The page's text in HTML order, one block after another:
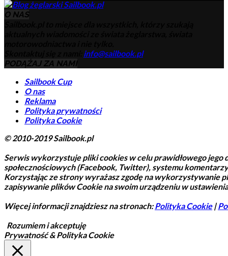
O NAS
info@sailbook.pl
PODĄŻAJ ZA NAMI
Sailbook Cup
O nas
Reklama
Polityka prywatności
Polityka Cookie
© 2010-2019 Sailbook.pl
Serwis wykorzystuje pliki cookies w celu prawidłowego jego
społecznościowych (Facebook, Twitter), systemu
Korzystając ze strony wyrażasz zgodę na wykorzystywanie
zapisywanie plików Cookie na swoim urządzeniu w
Więcej informacji znajdziesz na stronach:Polityka Cookie|
Rozumiem i akceptuję
Prywatność & Polityka Cookie